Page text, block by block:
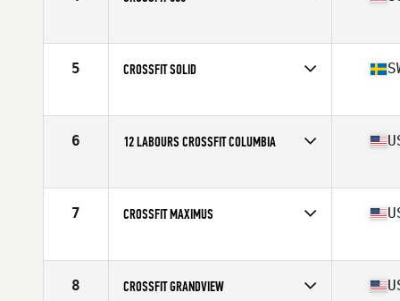
Affiliate
CrossFit 808
5 CROSSFIT SOLID
Affiliate
CrossFit Solid
6 12 LABOURS CROSSFIT COLUMBIA
Affiliate
12 Labours CrossFit
7 CROSSFIT MAXIMUS
Affiliate
CrossFit Maximus
8 CROSSFIT GRANDVIEW